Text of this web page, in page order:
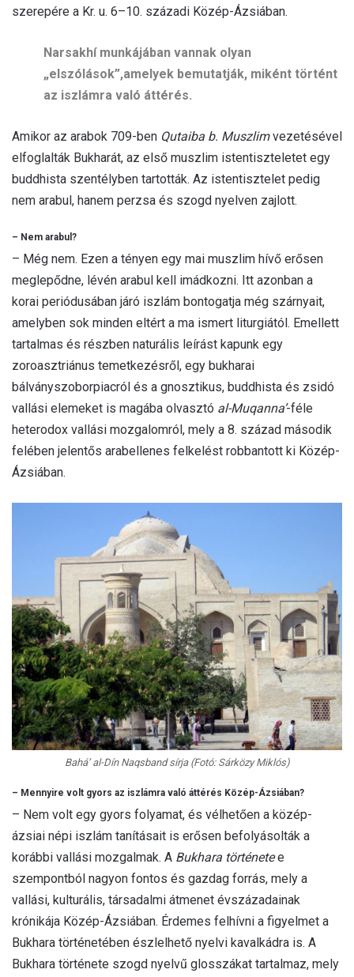
szerepére a Kr. u. 6–10. századi Közép-Ázsiában.
Narsakhí munkájában vannak olyan
„elszólások”,amelyek bemutatják, miként történt
az iszlámra való áttérés.
Amikor az arabok 709-ben Qutaiba b. Muszlimvezetésével
elfoglalták Bukharát, az első muszlim istentiszteletet egy
buddhista szentélyben tartották. Az istentisztelet pedig
nem arabul, hanem perzsa és szogd nyelven zajlott.
– Nem arabul?
– Még nem. Ezen a tényen egy mai muszlim hívő erősen
meglepődne, lévén arabul kell imádkozni. Itt azonban a
korai periódusában járó iszlám bontogatja még szárnyait,
amelyben sok minden eltért a ma ismert liturgiától. Emellett
tartalmas és részben naturális leírást kapunk egy
zoroasztriánus temetkezésről, egy bukharai
bálványszoborpiacról és a gnosztikus, buddhista és zsidó
vallási elemeket is magába olvasztó al-Muqanna’-féle
heterodox vallási mozgalomról, mely a 8. század második
felében jelentős arabellenes felkelést robbantott ki Közép-
Ázsiában.
Bahá’ al-Dín Naqsband sírja (Fotó: Sárközy Miklós)
– Mennyire volt gyors az iszlámra való áttérés Közép-Ázsiában?
– Nem volt egy gyors folyamat, és vélhetően a közép-
ázsiai népi iszlám tanításait is erősen befolyásolták a
korábbi vallási mozgalmak. A Bukhara történetee
szempontból nagyon fontos és gazdag forrás, mely a
vallási, kulturális, társadalmi átmenet évszázadainak
krónikája Közép-Ázsiában. Érdemes felhívni a figyelmet a
Bukhara történetében észlelhető nyelvi kavalkádra is. A
Bukhara története szogd nyelvű glosszákat tartalmaz, mely